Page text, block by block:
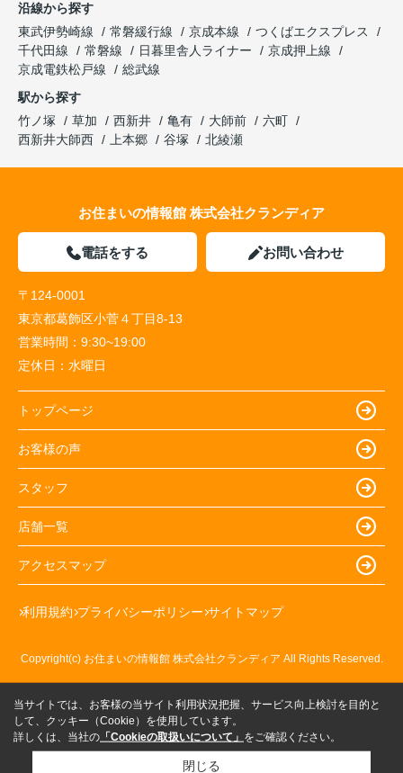
沿線から探す
東武伊勢崎線
常磐緩行線 京成本線
つくばエクスプレス
千代田線
常磐線 日暮里舎人ライナー
京成押上線
京成電鉄松戸線
総武線
駅から探す
竹ノ塚
草加 西新井 亀有 大師前
六町
西新井大師西
上本郷 谷塚 北綾瀬
お住まいの情報館 株式会社クランディア
電話をする お問い合わせ
〒124-0001
東京都葛飾区小菅４丁目8-13
営業時間： 9:30~19:00
定休日： 水曜日
トップページ
お客様の声
スタッフ
店舗一覧
アクセスマップ
利用規約 プライバシーポリシー サイトマップ
Copyright(c) お住まいの情報館 株式会社クランディア All Rights Reserved.
当サイトでは、お客様の当サイト利用状況把握、サービス向上検討を目的と
して、クッキー（Cookie）を使用しています。
詳しくは、当社の 「Cookieの取扱いについて」 をご確認ください。
閉じる